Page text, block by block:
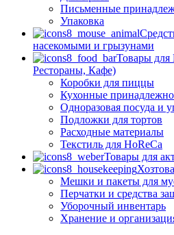
Письменные
Упаковка
насекомыми и грызунами
Товары для
Рестораны, Кафе)
Коробки для пиццы
Кухонные
Одноразовая посуда и
Подложки для тортов
Расходные материалы
Текстиль для HoReCa
Товары для
Мешки и пакеты для
Перчатки и средства
Уборочный инвентарь
Хранение и